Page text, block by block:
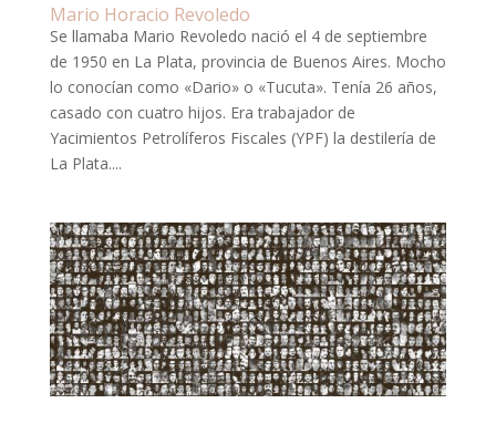
Mario Horacio Revoledo
Se llamaba Mario Revoledo nació el 4 de septiembre
de 1950 en La Plata, provincia de Buenos Aires. Mocho
lo conocían como «Dario» o «Tucuta». Tenía 26 años,
casado con cuatro hijos. Era trabajador de
Yacimientos Petrolíferos Fiscales (YPF) la destilería de
La Plata....